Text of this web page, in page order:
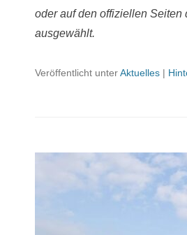
oder auf den offiziellen Seiten
ausgewählt.
Veröffentlicht unterAktuelles |